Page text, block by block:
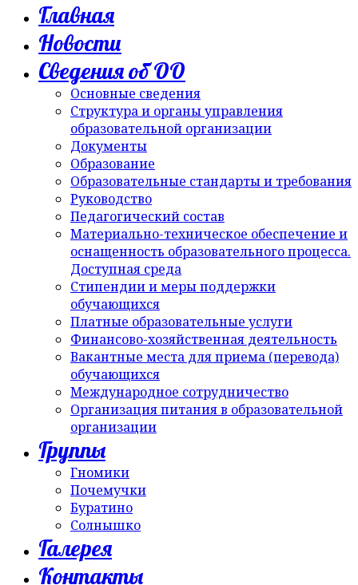
Главная
Новости
Сведения об ОО
Основные сведения
Структура и органы управления
образовательной организации
Документы
Образование
Образовательные стандарты и требования
Руководство
Педагогический состав
Материально-техническое обеспечение и
оснащенность образовательного процесса.
Доступная среда
Стипендии и меры поддержки
обучающихся
Платные образовательные услуги
Финансово-хозяйственная деятельность
Вакантные места для приема (перевода)
обучающихся
Международное сотрудничество
Организация питания в образовательной
организации
Группы
Гномики
Почемучки
Буратино
Солнышко
Галерея
Контакты